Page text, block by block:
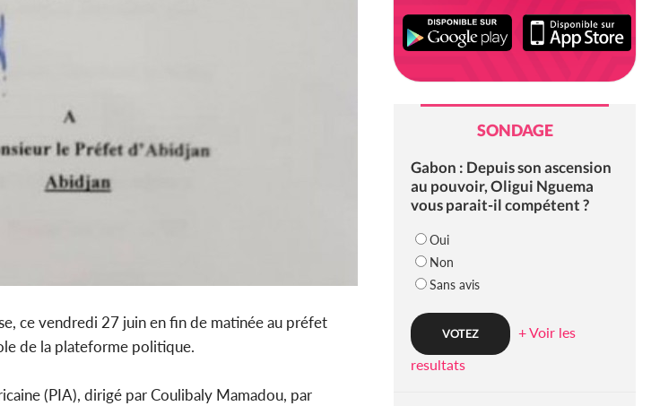
ce vendredi 27 juin en fin de matinée au préfet
de la plateforme politique.
(PIA), dirigé par Coulibaly Mamadou, par
SONDAGE
Gabon : Depuis son ascension
au pouvoir, Oligui Nguema
vous parait-il compétent ?
Oui
Non
Sans avis
+ Voir les
resultats